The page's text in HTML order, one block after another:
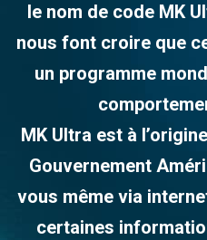
le nom de code MK
nous font croire que
un programme
MK Ultra est à
Gouvernement
vous même via
certaines